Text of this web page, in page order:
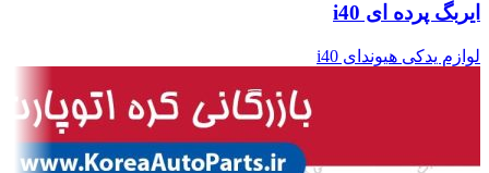
ایربگ پرده ای i40
لوازم یدکی هیوندای i40